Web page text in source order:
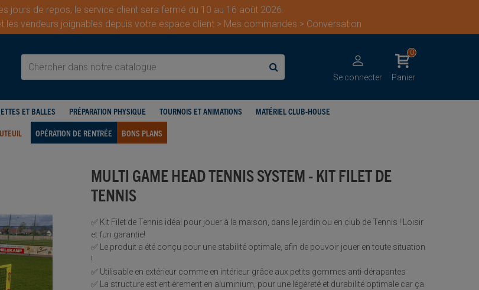
jours de repos, le service client sera fermé du 10 au 16 août 2026.
vendeurs joignables depuis votre espace client > Mes commandes > Conversation
Se connecter
0
Panier
ET BALLES PRÉPARATION PHYSIQUE TOURNOIS ET ANIMATIONS MATÉRIEL CLUB-HOUSE
OPÉRATION DE RENTRÉE BONS PLANS
MULTI GAME HEAD TENNIS SYSTEM - KIT FILET DE
TENNIS
✅ Kit Filet de Tennis idéal pour jouer à la maison, dans le jardin ou en club de Tennis ! Loisir
et fun garantie!
✅ Le produit a été conçu pour une stabilité optimale, afin de pouvoir jouer en toute situation
!
✅ Utilisable en extérieur comme en intérieur grâce aux petits gommes anti-dérapantes
✅ La structure est entièrement en aluminium, pour une légèreté et durabilité optimale car ça